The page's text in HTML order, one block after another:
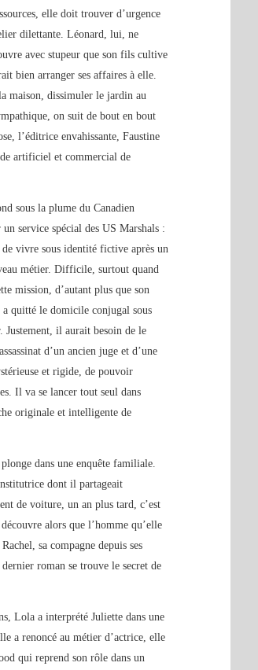
elle doit trouver d’urgence
dilettante. Léonard, lui, ne
avec stupeur que son fils cultive
bien arranger ses affaires à elle.
maison, dissimuler le jardin au
on suit de bout en bout
l’éditrice envahissante, Faustine
artificiel et commercial de
sous la plume du Canadien
service spécial des US Marshals :
vivre sous identité fictive après un
métier. Difficile, surtout quand
mission, d’autant plus que son
a quitté le domicile conjugal sous
Justement, il aurait besoin de le
d’un ancien juge et d’une
et rigide, de pouvoir
Il va se lancer tout seul dans
originale et intelligente de
plonge dans une enquête familiale.
dont il partageait
de voiture, un an plus tard, c’est
alors que l’homme qu’elle
sa compagne depuis ses
roman se trouve le secret de
Lola a interprété Juliette dans une
a renoncé au métier d’actrice, elle
qui reprend son rôle dans un